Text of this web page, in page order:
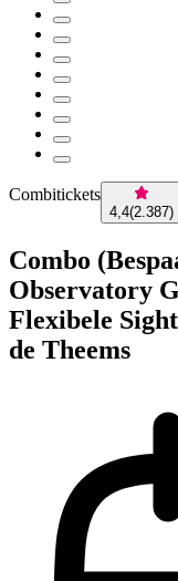
Combitickets
4,4(2.387)
Combo
Observatory
Flexibele
de Theems